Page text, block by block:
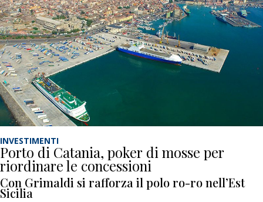
INVESTIMENTI
Porto di Catania, poker di mosse per
riordinare le concessioni
Con Grimaldi si rafforza il polo ro-ro nell’Est
Sicilia